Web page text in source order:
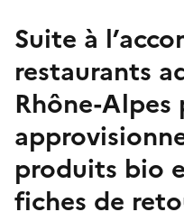
Suite à l’
restaurants
Rhône-Alpes
produits bio
fiches de